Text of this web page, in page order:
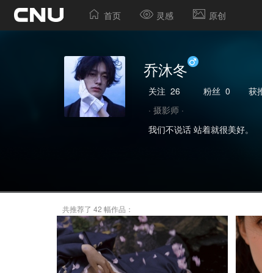
首页 灵感 原创
乔沐冬
关注 26 粉丝 0 获
· 摄影师 ·
我们不说话 站着就很美好。
共推荐了 42 幅作品：